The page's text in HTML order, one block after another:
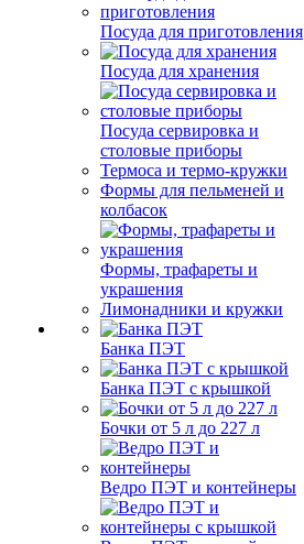
Посуда для приготовления
Посуда для хранения
Посуда сервировка и
столовые приборы
Термоса и термо-кружки
Формы для пельменей и
колбасок
Формы, трафареты и
украшения
Лимонадники и кружки
Банка ПЭТ
Банка ПЭТ с крышкой
Бочки от 5 л до 227 л
Ведро ПЭТ и контейнеры